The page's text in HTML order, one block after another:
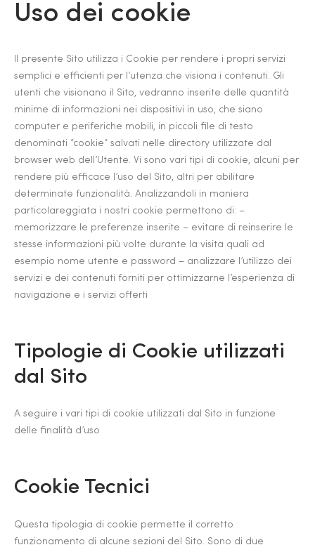
Uso dei cookie
Il presente Sito utilizza i Cookie per rendere i propri servizi
semplici e efficienti per l’utenza che visiona i contenuti. Gli
utenti che visionano il Sito, vedranno inserite delle quantità
minime di informazioni nei dispositivi in uso, che siano
computer e periferiche mobili, in piccoli file di testo
denominati “cookie” salvati nelle directory utilizzate dal
browser web dell’Utente. Vi sono vari tipi di cookie, alcuni per
rendere più efficace l’uso del Sito, altri per abilitare
determinate funzionalità. Analizzandoli in maniera
particolareggiata i nostri cookie permettono di: –
memorizzare le preferenze inserite – evitare di reinserire le
stesse informazioni più volte durante la visita quali ad
esempio nome utente e password – analizzare l’utilizzo dei
servizi e dei contenuti forniti per ottimizzarne l’esperienza di
navigazione e i servizi offerti
Tipologie di Cookie utilizzati
dal Sito
A seguire i vari tipi di cookie utilizzati dal Sito in funzione
delle finalità d’uso
Cookie Tecnici
Questa tipologia di cookie permette il corretto
funzionamento di alcune sezioni del Sito. Sono di due